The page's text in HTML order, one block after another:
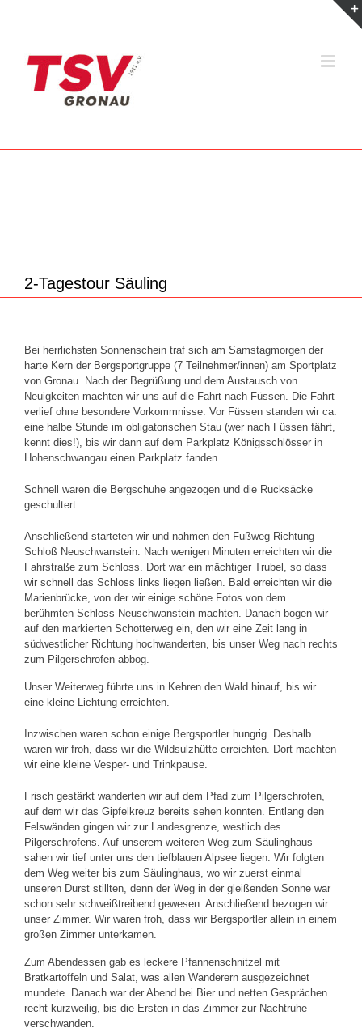
2-Tagestour Säuling
Bei herrlichsten Sonnenschein traf sich am Samstagmorgen der
harte Kern der Bergsportgruppe (7 Teilnehmer/innen) am Sportplatz
von Gronau. Nach der Begrüßung und dem Austausch von
Neuigkeiten machten wir uns auf die Fahrt nach Füssen. Die Fahrt
verlief ohne besondere Vorkommnisse. Vor Füssen standen wir ca.
eine halbe Stunde im obligatorischen Stau (wer nach Füssen fährt,
kennt dies!), bis wir dann auf dem Parkplatz Königsschlösser in
Hohenschwangau einen Parkplatz fanden.
Schnell waren die Bergschuhe angezogen und die Rucksäcke
geschultert.
Anschließend starteten wir und nahmen den Fußweg Richtung
Schloß Neuschwanstein. Nach wenigen Minuten erreichten wir die
Fahrstraße zum Schloss. Dort war ein mächtiger Trubel, so dass
wir schnell das Schloss links liegen ließen. Bald erreichten wir die
Marienbrücke, von der wir einige schöne Fotos von dem
berühmten Schloss Neuschwanstein machten. Danach bogen wir
auf den markierten Schotterweg ein, den wir eine Zeit lang in
südwestlicher Richtung hochwanderten, bis unser Weg nach rechts
zum Pilgerschrofen abbog.
Unser Weiterweg führte uns in Kehren den Wald hinauf, bis wir
eine kleine Lichtung erreichten.
Inzwischen waren schon einige Bergsportler hungrig. Deshalb
waren wir froh, dass wir die Wildsulzhütte erreichten. Dort machten
wir eine kleine Vesper- und Trinkpause.
Frisch gestärkt wanderten wir auf dem Pfad zum Pilgerschrofen,
auf dem wir das Gipfelkreuz bereits sehen konnten. Entlang den
Felswänden gingen wir zur Landesgrenze, westlich des
Pilgerschrofens. Auf unserem weiteren Weg zum Säulinghaus
sahen wir tief unter uns den tiefblauen Alpsee liegen. Wir folgten
dem Weg weiter bis zum Säulinghaus, wo wir zuerst einmal
unseren Durst stillten, denn der Weg in der gleißenden Sonne war
schon sehr schweißtreibend gewesen. Anschließend bezogen wir
unser Zimmer. Wir waren froh, dass wir Bergsportler allein in einem
großen Zimmer unterkamen.
Zum Abendessen gab es leckere Pfannenschnitzel mit
Bratkartoffeln und Salat, was allen Wanderern ausgezeichnet
mundete. Danach war der Abend bei Bier und netten Gesprächen
recht kurzweilig, bis die Ersten in das Zimmer zur Nachtruhe
verschwanden.